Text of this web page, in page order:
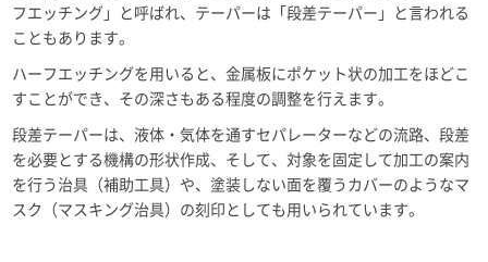
フエッチング」と呼ばれ、テーパーは「段差テーパー」と言われる
こともあります。
ハーフエッチングを用いると、金属板にポケット状の加工をほどこ
すことができ、その深さもある程度の調整を行えます。
段差テーパーは、液体・気体を通すセパレーターなどの流路、段差
を必要とする機構の形状作成、そして、対象を固定して加工の案内
を行う治具（補助工具）や、塗装しない面を覆うカバーのようなマ
スク（マスキング治具）の刻印としても用いられています。